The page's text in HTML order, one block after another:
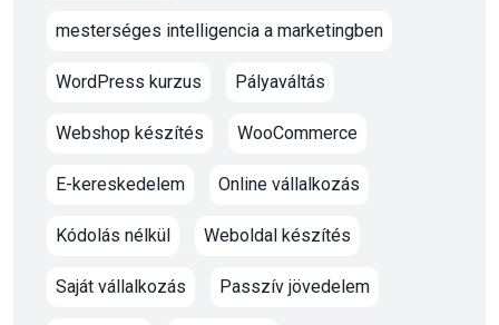
mesterséges intelligencia a marketingben
WordPress kurzus Pályaváltás
Webshop készítés WooCommerce
E-kereskedelem Online vállalkozás
Kódolás nélkül Weboldal készítés
Saját vállalkozás Passzív jövedelem